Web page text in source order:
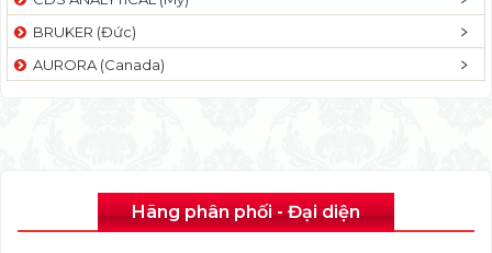
BRUKER (Đức)
AURORA (Canada)
Hãng phân phối - Đại diện